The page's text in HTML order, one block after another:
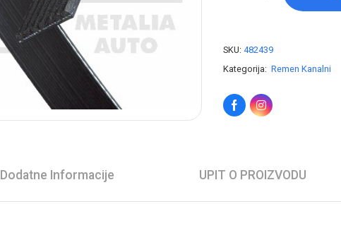
SKU: 482439
Kategorija: Remen Kanalni
Dodatne Informacije UPIT O PROIZVODU